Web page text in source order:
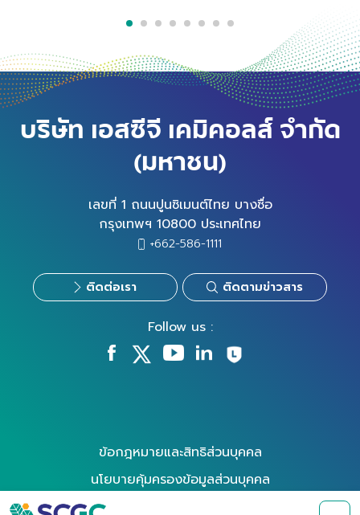
บริษัท เอสซีจี เคมิคอลส์ จำกัด
(มหาชน)
เลขที่ 1 ถนนปูนซิเมนต์ไทย บางซื่อ
กรุงเทพฯ 10800 ประเทศไทย
+662-586-1111
ติดต่อเรา ติดตามข่าวสาร
Follow us :
ข้อกฎหมายและสิทธิส่วนบุคคล
นโยบายคุ้มครองข้อมูลส่วนบุคคล